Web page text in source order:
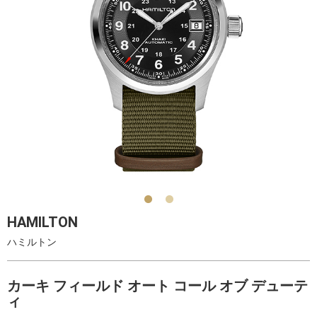
HAMILTON
ハミルトン
カーキ フィールド オート コール オブ デューテ
ィ